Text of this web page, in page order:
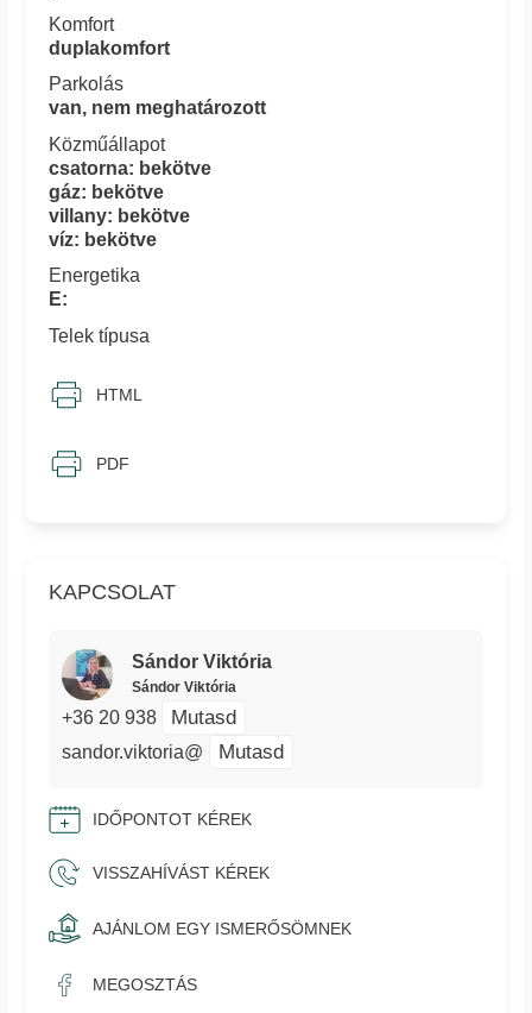
KAPCSOLAT
Sándor Viktória
Sándor Viktória
+36 20 938 Mutasd
sandor.viktoria@ Mutasd
IDŐPONTOT KÉREK
VISSZAHÍVÁST KÉREK
AJÁNLOM EGY ISMERŐSÖMNEK
MEGOSZTÁS
Komfort
duplakomfort
Parkolás
van, nem meghatározott
Közműállapot
csatorna: bekötve
gáz: bekötve
villany: bekötve
víz: bekötve
Energetika
E:
Telek típusa
HTML
PDF